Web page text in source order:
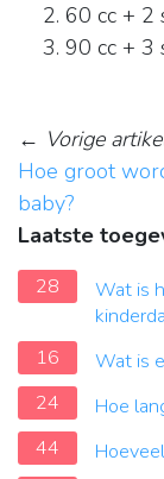
60 cc + 2
90 cc + 3
← Vorige
Hoe groot
baby?
Laatste
28
Wat is
16
Wat is
24
Hoe
44